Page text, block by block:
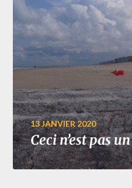
13 JANVIER 2020
Ceci n’est pas